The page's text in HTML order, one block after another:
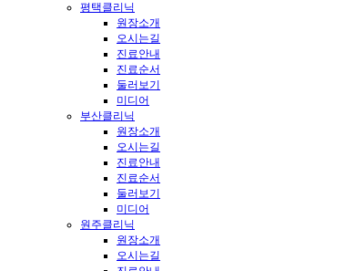
평택클리닉
원장소개
오시는길
진료안내
진료순서
둘러보기
미디어
부산클리닉
원장소개
오시는길
진료안내
진료순서
둘러보기
미디어
원주클리닉
원장소개
오시는길